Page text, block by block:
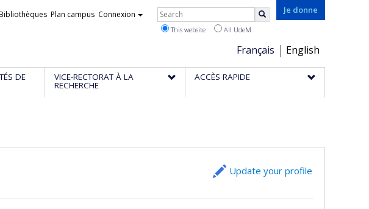
Je donne
Choix
de
la
Français English
Plan campus Connexion Rechercher
This website All UdeM
DE VICE-RECTORAT À LA
RECHERCHE
ACCÈS RAPIDE
Update your profile